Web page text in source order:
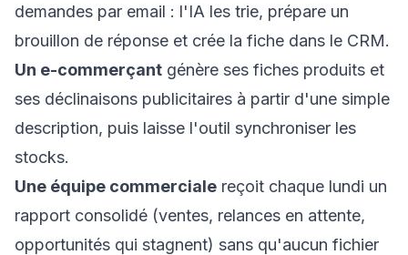
demandes par email : l'IA les trie, prépare un
brouillon de réponse et crée la fiche dans le CRM.
Un e-commerçant génère ses fiches produits et
ses déclinaisons publicitaires à partir d'une simple
description, puis laisse l'outil synchroniser les
stocks.
Une équipe commerciale reçoit chaque lundi un
rapport consolidé (ventes, relances en attente,
opportunités qui stagnent) sans qu'aucun fichier